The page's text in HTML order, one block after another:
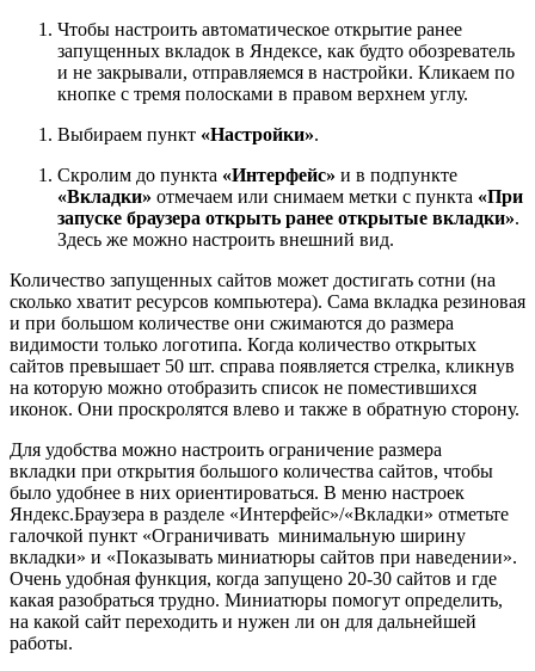
Чтобы настроить автоматическое открытие ранее
запущенных вкладок в Яндексе, как будто обозреватель
и не закрывали, отправляемся в настройки. Кликаем по
кнопке с тремя полосками в правом верхнем углу.
Выбираем пункт «Настройки».
Скролим до пункта «Интерфейс» и в подпункте
«Вкладки» отмечаем или снимаем метки с пункта «При
запуске браузера открыть ранее открытые вкладки».
Здесь же можно настроить внешний вид.
Количество запущенных сайтов может достигать сотни (на
сколько хватит ресурсов компьютера). Сама вкладка резиновая
и при большом количестве они сжимаются до размера
видимости только логотипа. Когда количество открытых
сайтов превышает 50 шт. справа появляется стрелка, кликнув
на которую можно отобразить список не поместившихся
иконок. Они проскролятся влево и также в обратную сторону.
Для удобства можно настроить ограничение размера
вкладки при открытия большого количества сайтов, чтобы
было удобнее в них ориентироваться. В меню настроек
Яндекс.Браузера в разделе «Интерфейс»/«Вкладки» отметьте
галочкой пункт «Ограничивать минимальную ширину
вкладки» и «Показывать миниатюры сайтов при наведении».
Очень удобная функция, когда запущено 20-30 сайтов и где
какая разобраться трудно. Миниатюры помогут определить,
на какой сайт переходить и нужен ли он для дальнейшей
работы.